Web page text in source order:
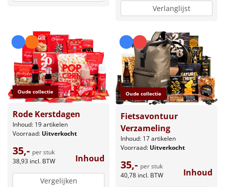
Verlanglijst
Oude collectie
Rode Kerstdagen
Inhoud: 19 artikelen
Voorraad: Uitverkocht
35,- per stuk
38,93 incl. BTW Inhoud
Vergelijken
Oude collectie
Fietsavontuur
Verzameling
Inhoud: 17 artikelen
Voorraad: Uitverkocht
35,- per stuk
40,78 incl. BTW Inhoud